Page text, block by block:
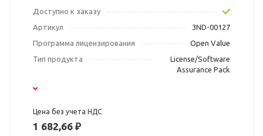
Доступно к заказу
Артикул
3ND-00127
Программа лицензирования
Open Value
Тип продукта
License/Software
Assurance Pack
Цена без учета НДС
1 682,66 ₽